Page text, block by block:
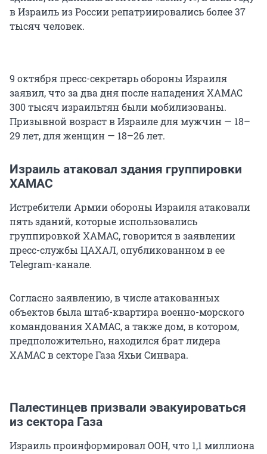
в Израиль из России репатриировались более 37
тысяч человек.
9 октября пресс-секретарь обороны Израиля
заявил, что за два дня после нападения ХАМАС
300 тысяч израильтян были мобилизованы.
Призывной возраст в Израиле для мужчин — 18–
29 лет, для женщин — 18–26 лет.
Израиль атаковал здания группировки
ХАМАС
Истребители Армии обороны Израиля атаковали
пять зданий, которые использовались
группировкой ХАМАС, говорится в заявлении
пресс-службы ЦАХАЛ, опубликованном в ее
Telegram-канале.
Согласно заявлению, в числе атакованных
объектов была штаб-квартира военно-морского
командования ХАМАС, а также дом, в котором,
предположительно, находился брат лидера
ХАМАС в секторе Газа Яхьи Синвара.
Палестинцев призвали эвакуироваться
из сектора Газа
Израиль проинформировал ООН, что 1,1 миллиона